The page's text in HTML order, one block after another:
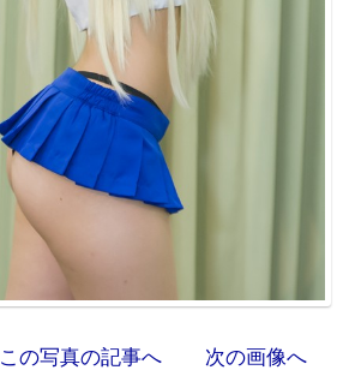
この写真の記事へ 次の画像へ